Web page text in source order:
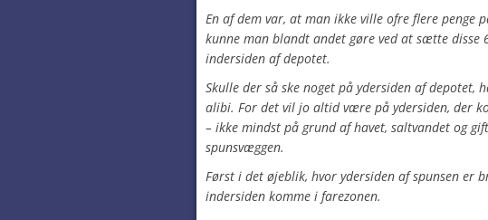
En af dem var, at man ikke ville ofre flere penge
kunne man blandt andet gøre ved at sætte disse
indersiden af depotet.
Skulle der så ske noget på ydersiden af depotet,
alibi. For det vil jo altid være på ydersiden, der
– ikke mindst på grund af havet, saltvandet og
spunsvæggen.
Først i det øjeblik, hvor ydersiden af spunsen er
indersiden komme i farezonen.